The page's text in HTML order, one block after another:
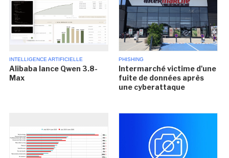
INTELLIGENCE ARTIFICIELLE
Alibaba lance Qwen 3.8-
Max
PHISHING
Intermarché victime d'une
fuite de données après
une cyberattaque